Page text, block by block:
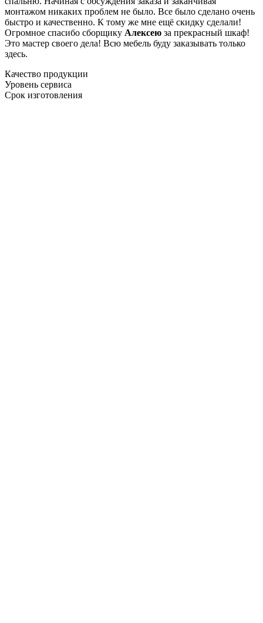
монтажом никаких проблем не было. Все было сделано очень
быстро и качественно. К тому же мне ещё скидку сделали!
Огромное спасибо сборщику Алексею за прекрасный шкаф!
Это мастер своего дела! Всю мебель буду заказывать только
здесь.
Качество продукции
Уровень сервиса
Срок изготовления